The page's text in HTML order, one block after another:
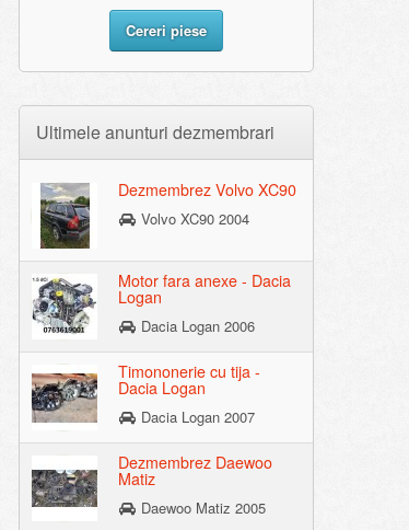
Cereri piese
Ultimele anunturi dezmembrari
Dezmembrez Volvo XC90
Volvo XC90 2004
Motor fara anexe - Dacia
Logan
Dacia Logan 2006
Timononerie cu tija -
Dacia Logan
Dacia Logan 2007
Dezmembrez Daewoo
Matiz
Daewoo Matiz 2005